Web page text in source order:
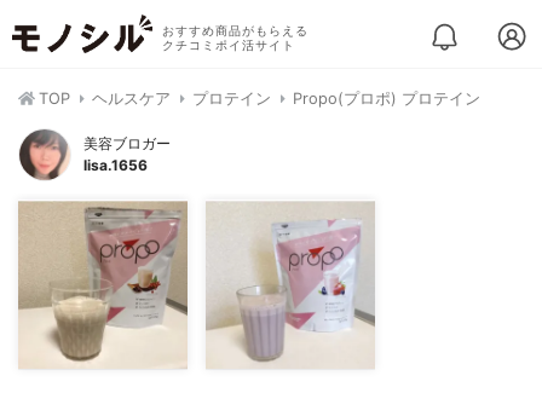
おすすめ商品がもらえる
クチコミポイ活サイト
TOP ヘルスケア プロテイン Propo(プロポ) プロテイン
美容ブロガー
lisa.1656